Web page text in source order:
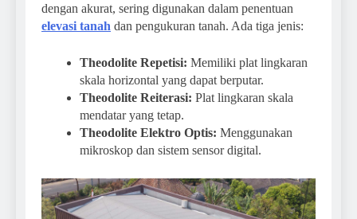
dengan akurat, sering digunakan dalam penentuan
elevasi tanah dan pengukuran tanah. Ada tiga jenis:
Theodolite Repetisi: Memiliki plat lingkaran
skala horizontal yang dapat berputar.
Theodolite Reiterasi: Plat lingkaran skala
mendatar yang tetap.
Theodolite Elektro Optis: Menggunakan
mikroskop dan sistem sensor digital.